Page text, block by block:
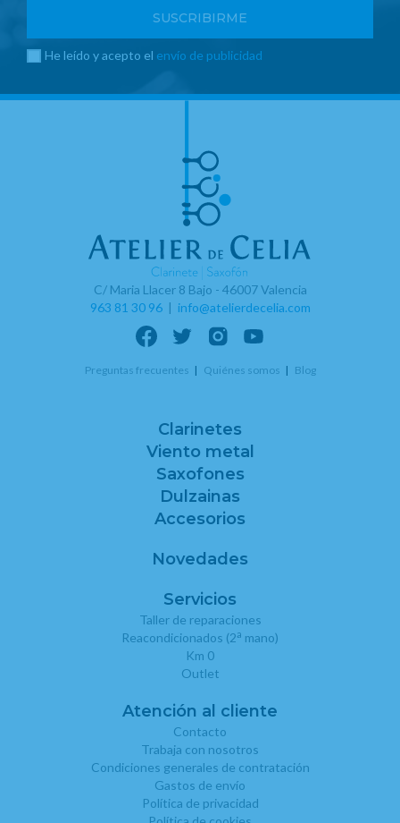
He leído y acepto el envío de publicidad
C/ Maria Llacer 8 Bajo - 46007 Valencia
963 81 30 96| info@atelierdecelia.com
Preguntas frecuentes Quiénes somos Blog
Clarinetes
Viento metal
Saxofones
Dulzainas
Accesorios
Novedades
Servicios
Taller de reparaciones
Reacondicionados (2a mano)
Km 0
Outlet
Atención al cliente
Contacto
Trabaja con nosotros
Condiciones generales de contratación
Gastos de envío
Política de privacidad